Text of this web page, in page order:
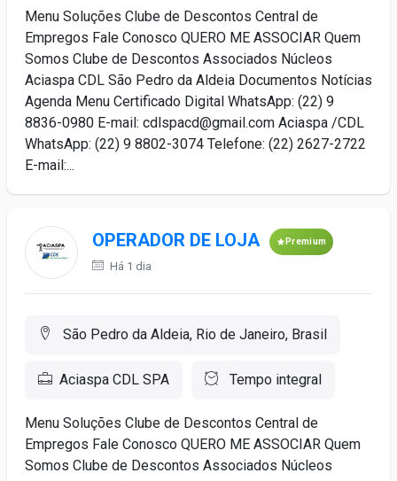
Menu Soluções Clube de Descontos Central de
Empregos Fale Conosco QUERO ME ASSOCIAR Quem
Somos Clube de Descontos Associados Núcleos
Aciaspa CDL São Pedro da Aldeia Documentos Notícias
Agenda Menu Certificado Digital WhatsApp: (22) 9
8836-0980 E-mail: cdlspacd@gmail.com Aciaspa /CDL
WhatsApp: (22) 9 8802-3074 Telefone: (22) 2627-2722
E-mail:...
OPERADOR DE LOJA Premium
Há 1 dia
São Pedro da Aldeia, Rio de Janeiro, Brasil
Aciaspa CDL SPA Tempo integral
Menu Soluções Clube de Descontos Central de
Empregos Fale Conosco QUERO ME ASSOCIAR Quem
Somos Clube de Descontos Associados Núcleos